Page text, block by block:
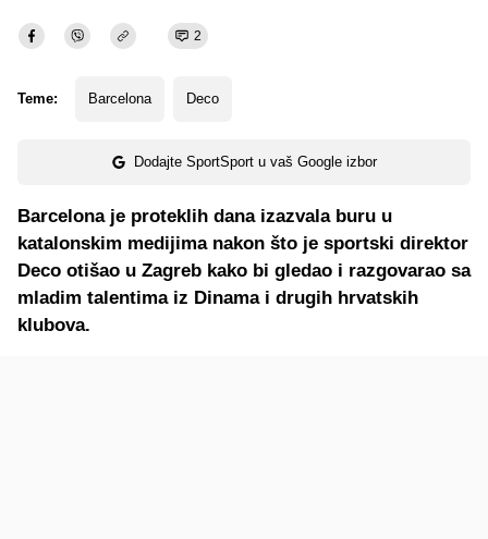
2
Teme: Barcelona Deco
Dodajte SportSport u vaš Google izbor
Barcelona je proteklih dana izazvala buru u
katalonskim medijima nakon što je sportski direktor
Deco otišao u Zagreb kako bi gledao i razgovarao sa
mladim talentima iz Dinama i drugih hrvatskih
klubova.